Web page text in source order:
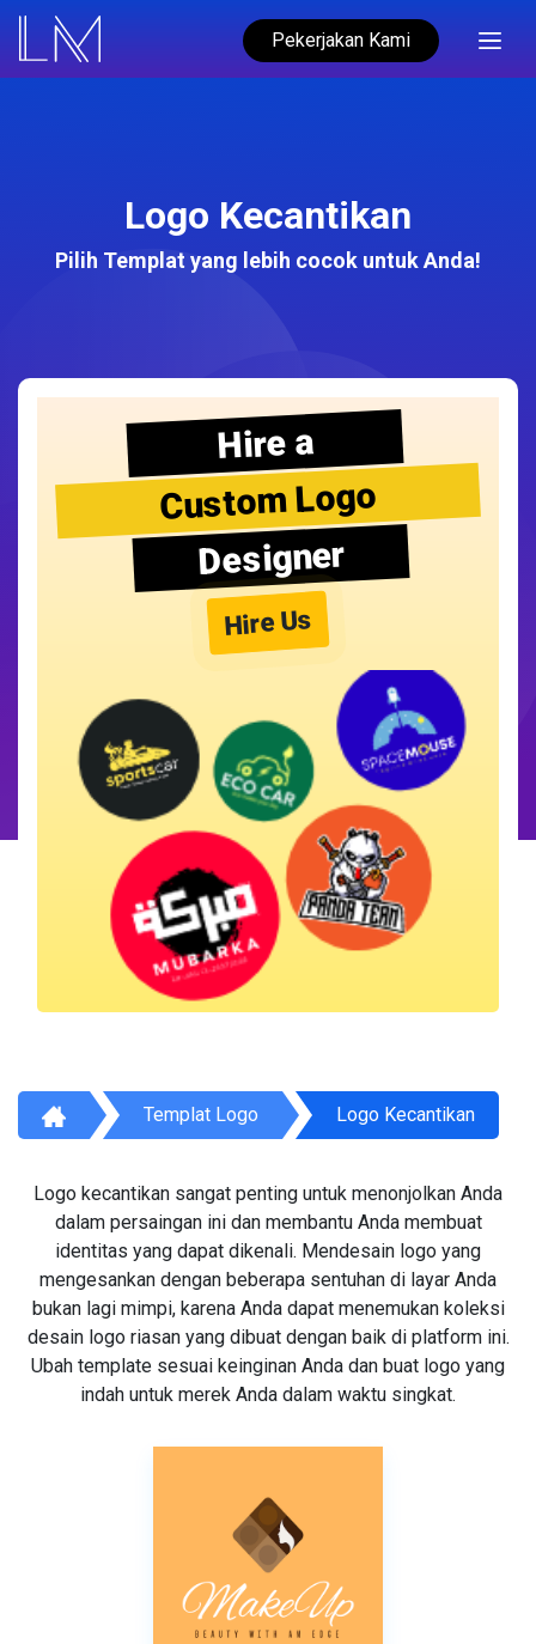
Pekerjakan Kami
Logo Kecantikan
Pilih Templat yang lebih cocok untuk Anda!
Hire a
Custom Logo
Designer
Hire Us
Templat Logo Logo Kecantikan
Logo kecantikan sangat penting untuk menonjolkan Anda
dalam persaingan ini dan membantu Anda membuat
identitas yang dapat dikenali. Mendesain logo yang
mengesankan dengan beberapa sentuhan di layar Anda
bukan lagi mimpi, karena Anda dapat menemukan koleksi
desain logo riasan yang dibuat dengan baik di platform ini.
Ubah template sesuai keinginan Anda dan buat logo yang
indah untuk merek Anda dalam waktu singkat.